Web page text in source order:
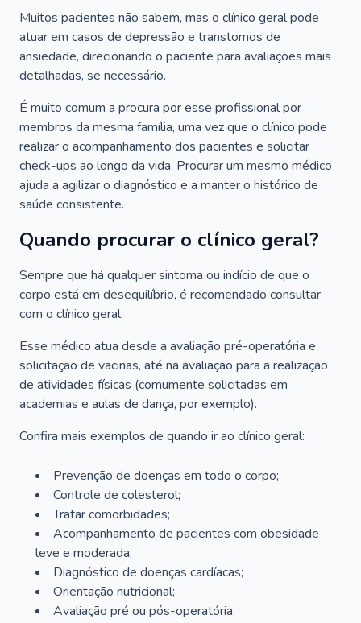
Muitos pacientes não sabem, mas o clínico geral pode
atuar em casos de depressão e transtornos de
ansiedade, direcionando o paciente para avaliações mais
detalhadas, se necessário.
É muito comum a procura por esse profissional por
membros da mesma família, uma vez que o clínico pode
realizar o acompanhamento dos pacientes e solicitar
check-ups ao longo da vida. Procurar um mesmo médico
ajuda a agilizar o diagnóstico e a manter o histórico de
saúde consistente.
Quando procurar o clínico geral?
Sempre que há qualquer sintoma ou indício de que o
corpo está em desequilíbrio, é recomendado consultar
com o clínico geral.
Esse médico atua desde a avaliação pré-operatória e
solicitação de vacinas, até na avaliação para a realização
de atividades físicas (comumente solicitadas em
academias e aulas de dança, por exemplo).
Confira mais exemplos de quando ir ao clínico geral:
Prevenção de doenças em todo o corpo;
Controle de colesterol;
Tratar comorbidades;
Acompanhamento de pacientes com obesidade
leve e moderada;
Diagnóstico de doenças cardíacas;
Orientação nutricional;
Avaliação pré ou pós-operatória;